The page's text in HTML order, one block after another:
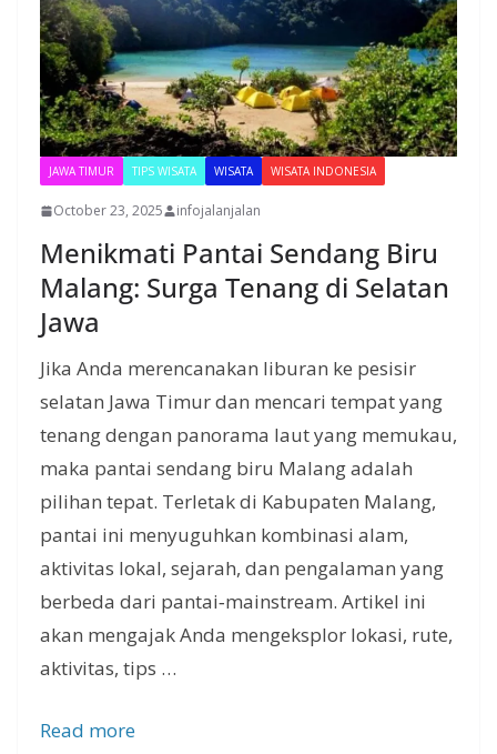
JAWA TIMUR TIPS WISATA WISATA WISATA INDONESIA
October 23, 2025 infojalanjalan
Menikmati Pantai Sendang Biru
Malang: Surga Tenang di Selatan
Jawa
Jika Anda merencanakan liburan ke pesisir
selatan Jawa Timur dan mencari tempat yang
tenang dengan panorama laut yang memukau,
maka pantai sendang biru Malang adalah
pilihan tepat. Terletak di Kabupaten Malang,
pantai ini menyuguhkan kombinasi alam,
aktivitas lokal, sejarah, dan pengalaman yang
berbeda dari pantai‑mainstream. Artikel ini
akan mengajak Anda mengeksplor lokasi, rute,
aktivitas, tips …
Read more